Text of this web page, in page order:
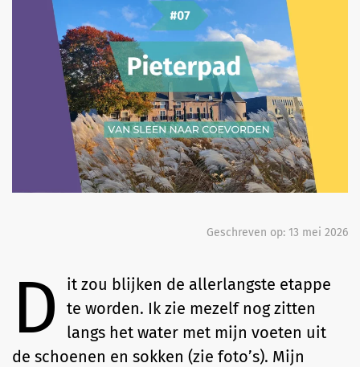
Geschreven op: 13 mei 2026
D
it zou blijken de allerlangste etappe
te worden. Ik zie mezelf nog zitten
langs het water met mijn voeten uit
de schoenen en sokken (zie foto’s). Mijn